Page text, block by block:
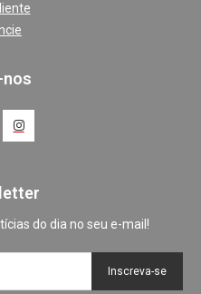
nos
do dia no seu e-mail!
Inscreva-se